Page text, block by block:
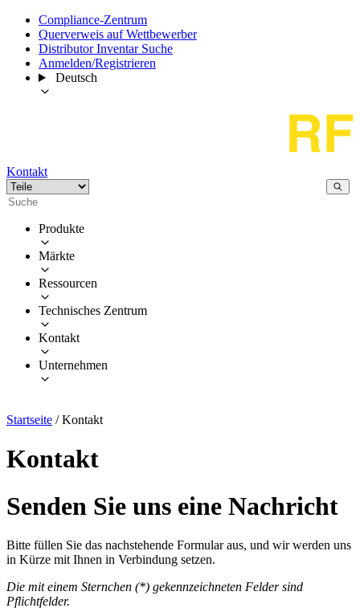
Compliance-Zentrum
Querverweis auf Wettbewerber
Distributor Inventar Suche
Anmelden/Registrieren
Deutsch
Kontakt
Produkte
Märkte
Ressourcen
Technisches Zentrum
Kontakt
Unternehmen
Startseite / Kontakt
Kontakt
Senden Sie uns eine Nachricht
Bitte füllen Sie das nachstehende Formular aus, und wir werden uns
in Kürze mit Ihnen in Verbindung setzen.
Die mit einem Sternchen (*) gekennzeichneten Felder sind
Pflichtfelder.